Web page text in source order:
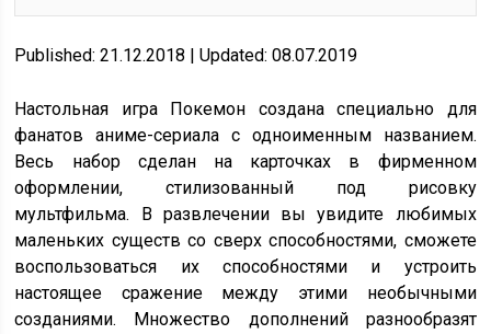
Published: 21.12.2018 | Updated: 08.07.2019
Настольная игра Покемон создана специально для
фанатов аниме-сериала с одноименным названием.
Весь набор сделан на карточках в фирменном
оформлении, стилизованный под рисовку
мультфильма. В развлечении вы увидите любимых
маленьких существ со сверх способностями, сможете
воспользоваться их способностями и устроить
настоящее сражение между этими необычными
созданиями. Множество дополнений разнообразят